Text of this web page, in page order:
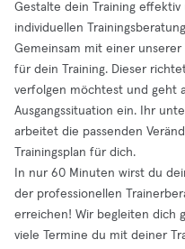
Gestalte dein Training
individuellen
Gemeinsam mit einer
für dein Training. Dieser
verfolgen möchtest und geht
Ausgangssituation ein. Ihr
arbeitet die passenden
Trainingsplan für dich.
In nur 60 Minuten wirst du
der professionellen
erreichen! Wir begleiten dich
viele Termine du mit deiner